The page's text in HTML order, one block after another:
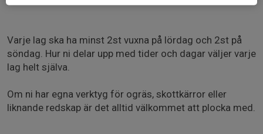
Varje lag ska ha minst 2st vuxna på lördag och 2st på
söndag. Hur ni delar upp med tider och dagar väljer varje
lag helt själva.
Om ni har egna verktyg för ogräs, skottkärror eller
liknande redskap är det alltid välkommet att plocka med.